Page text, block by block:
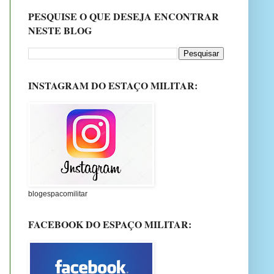
PESQUISE O QUE DESEJA ENCONTRAR
NESTE BLOG
INSTAGRAM DO ESTAÇO MILITAR:
blogespacomilitar
FACEBOOK DO ESPAÇO MILITAR: